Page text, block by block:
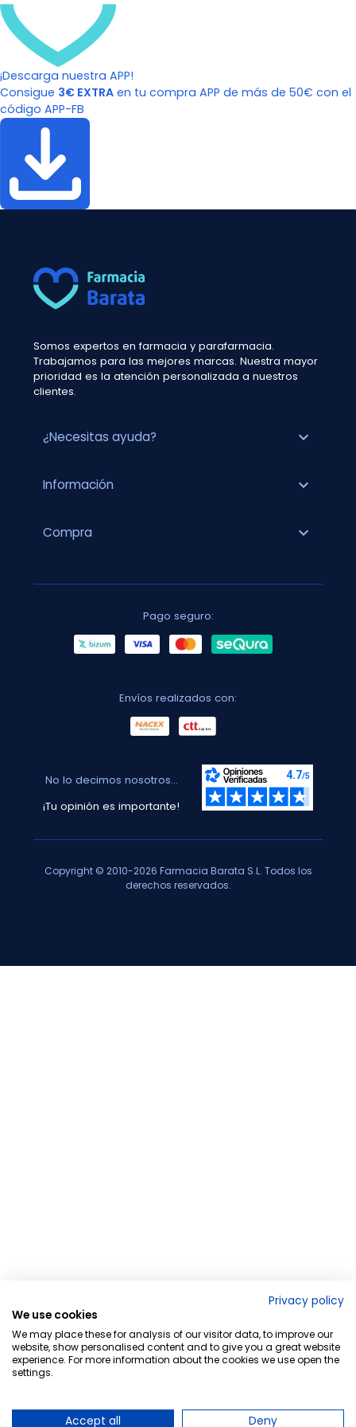
¡Descarga nuestra APP!
Consigue 3€ EXTRA en tu compra APP de más de 50€ con el
código APP-FB
Somos expertos en farmacia y parafarmacia.
Trabajamos para las mejores marcas. Nuestra mayor
prioridad es la atención personalizada a nuestros
clientes.
¿Necesitas ayuda? expand_more
Información expand_more
Compra expand_more
Pago seguro:
Envíos realizados con:
No lo decimos nosotros...
¡Tu opinión es importante!
Copyright © 2010-2026 Farmacia Barata S.L. Todos los
derechos reservados.
Privacy policy
We use cookies
We may place these for analysis of our visitor data, to improve our
website, show personalised content and to give you a great website
experience. For more information about the cookies we use open the
settings.
Accept all Deny